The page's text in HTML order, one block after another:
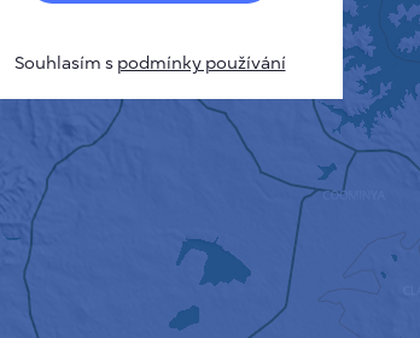
Souhlasím s podmínky používání